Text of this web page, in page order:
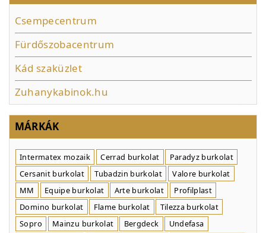
Csempecentrum
Fürdőszobacentrum
Kád szaküzlet
Zuhanykabinok.hu
MÁRKÁK
Intermatex mozaik Cerrad burkolat
Paradyz burkolat
Cersanit burkolat
Tubadzin burkolat
Valore burkolat
MM
Equipe burkolat Arte burkolat
Profilplast
Domino burkolat
Flame burkolat
Tilezza burkolat
Sopro
Mainzu burkolat Bergdeck
Undefasa